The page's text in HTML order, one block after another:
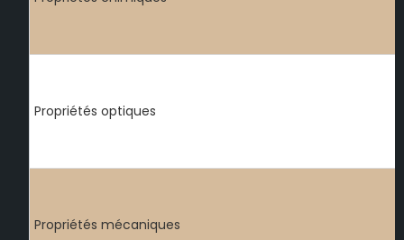
Propriétés optiques
Propriétés mécaniques